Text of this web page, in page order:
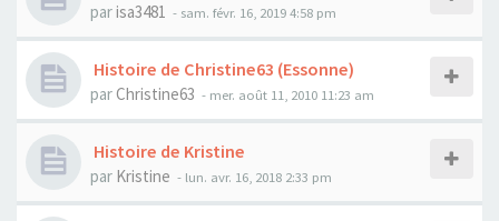
parisa3481 - sam. févr. 16, 2019 4:58 pm
Histoire de Christine63 (Essonne)
parChristine63 - mer. août 11, 2010 11:23 am
Histoire de Kristine
par Kristine - lun. avr. 16, 2018 2:33 pm